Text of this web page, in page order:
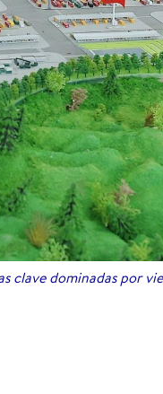
clave dominadas por